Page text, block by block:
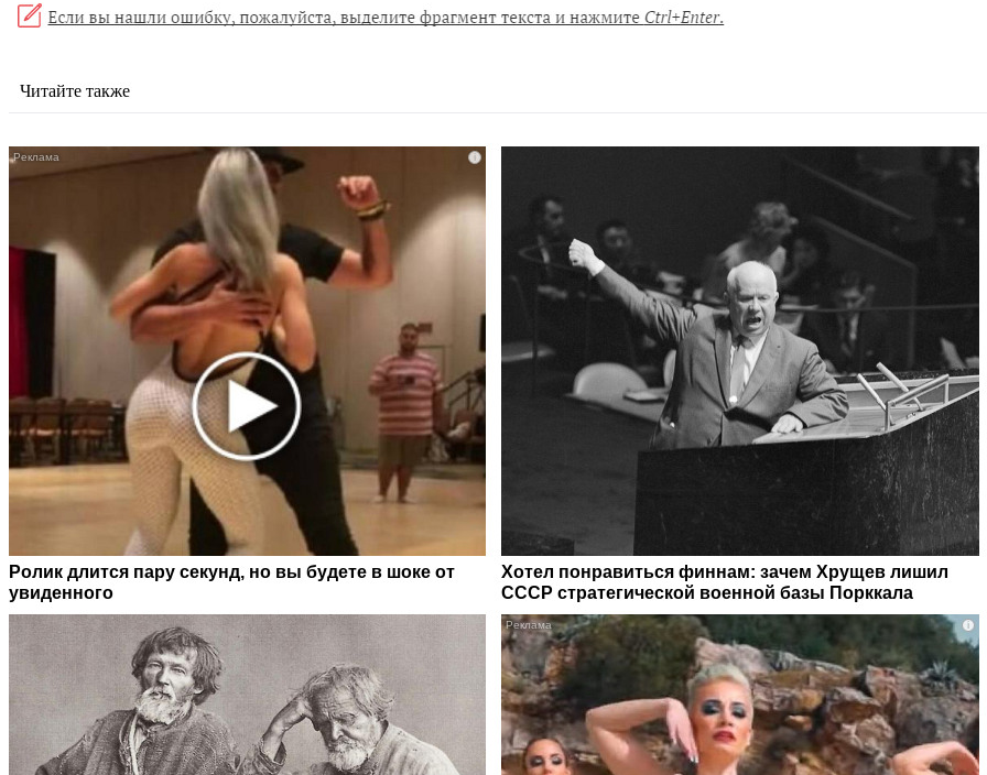
Читайте также
i
Ролик длится пару секунд, но вы будете в шоке от
увиденного
Хотел понравиться финнам: зачем Хрущев лишил
СССР стратегической военной базы Порккала
i